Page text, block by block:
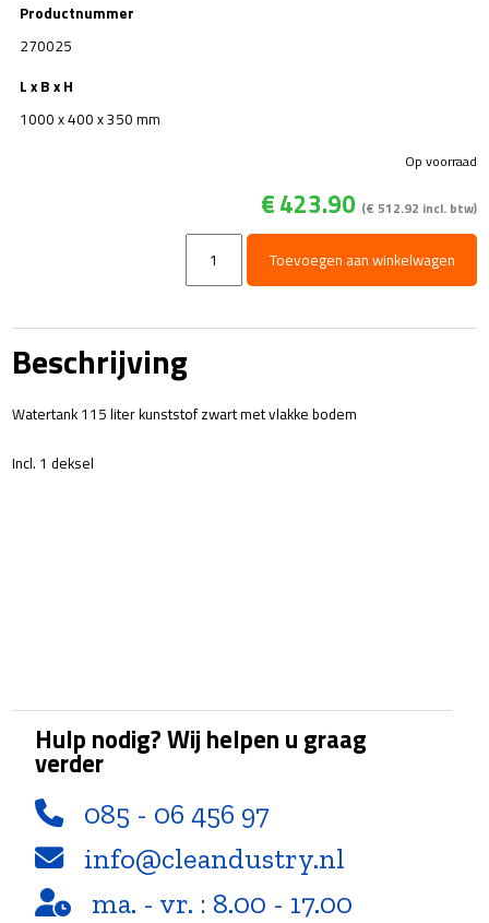
Productnummer
270025
L x B x H
1000 x 400 x 350 mm
€423.90 (€ 512.92 incl. btw)
Op voorraad
Watertank
115
1
aantal
Toevoegen aan winkelwagen
Beschrijving
Watertank 115 liter kunststof zwart met vlakke bodem
Incl. 1 deksel
Hulp nodig? Wij helpen u graag
verder
085 - 06 456 97
info@cleandustry.nl
ma. - vr. : 8.00 - 17.00